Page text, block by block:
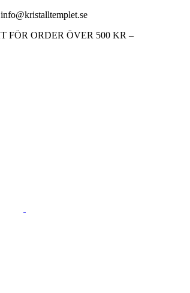
FÖR ORDER ÖVER 500 KR –